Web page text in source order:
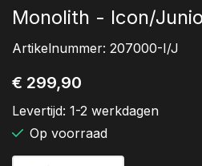
Monolith - Icon/
Artikelnummer: 207000-I/J
€ 299,90
Levertijd: 1-2 werkdagen
Op voorraad